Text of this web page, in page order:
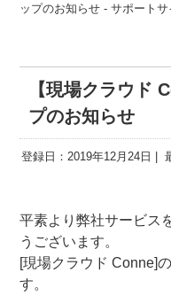
ップのお知らせ - サポートサ
【現場クラウド
プのお知らせ
登録日：2019年12月24日
平素より弊社サービス
うございます。
[現場クラウド Conne]
す。